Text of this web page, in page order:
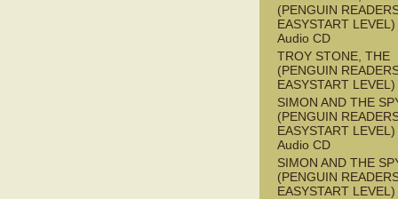
(PENGUIN
EASYSTART
Audio CD
TROY STONE, THE
(PENGUIN
EASYSTART
SIMON AND THE
(PENGUIN
EASYSTART
Audio CD
SIMON AND THE
(PENGUIN
EASYSTART